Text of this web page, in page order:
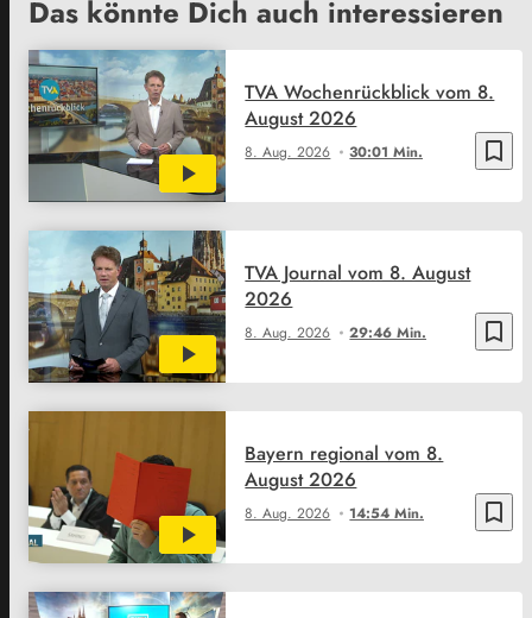
Das könnte Dich auch interessieren
bookmark_border
8. Aug. 2026 30:01 Min.
TVA Wochenrückblick vom 8.
August 2026
bookmark_border
8. Aug. 2026 29:46 Min.
TVA Journal vom 8. August
2026
bookmark_border
8. Aug. 2026 14:54 Min.
Bayern regional vom 8.
August 2026